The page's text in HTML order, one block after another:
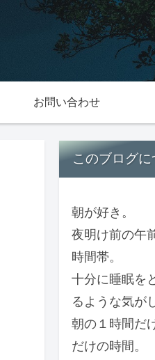
お問い合わせ
このブログに
朝が好き。
夜明け前の午
時間帯。
十分に睡眠を
るような気が
朝の１時間だ
だけの時間。